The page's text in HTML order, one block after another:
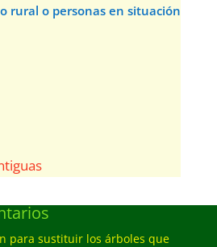
rural o personas en situación
para sustituir los árboles que